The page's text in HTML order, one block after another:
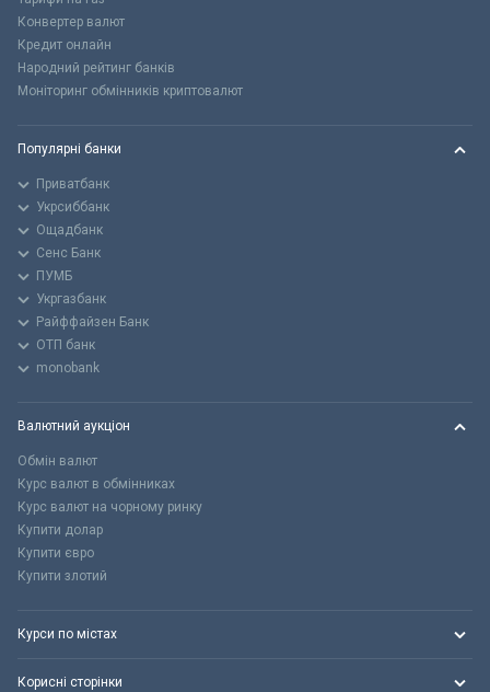
Конвертер валют
Кредит онлайн
Народний рейтинг банків
Моніторинг обмінників криптовалют
Популярні банки
Приватбанк
Укрсиббанк
Ощадбанк
Сенс Банк
ПУМБ
Укргазбанк
Райффайзен Банк
ОТП банк
monobank
Валютний аукціон
Обмін валют
Курс валют в обмінниках
Курс валют на чорному ринку
Купити долар
Купити євро
Купити злотий
Курси по містах
Корисні сторінки